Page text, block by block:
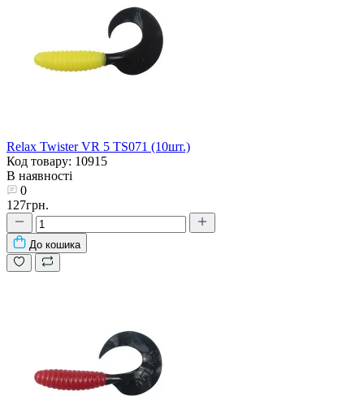
Relax Twister VR 5 TS071 (10шт.)
Код товару: 10915
В наявності
0
127грн.
До кошика